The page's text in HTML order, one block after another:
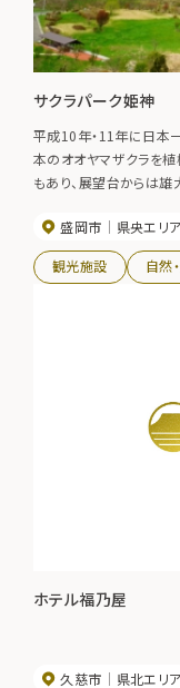
サクラパーク姫神
平成10年・11年に日本
本のオオヤマザクラを
もあり、展望台からは雄
盛岡市 県央エリア
観光施設 自然
ホテル福乃屋
久慈市 県北エリア